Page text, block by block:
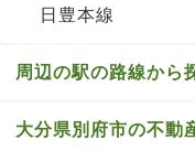
日豊本線
周辺の駅の路線から
大分県別府市の不動